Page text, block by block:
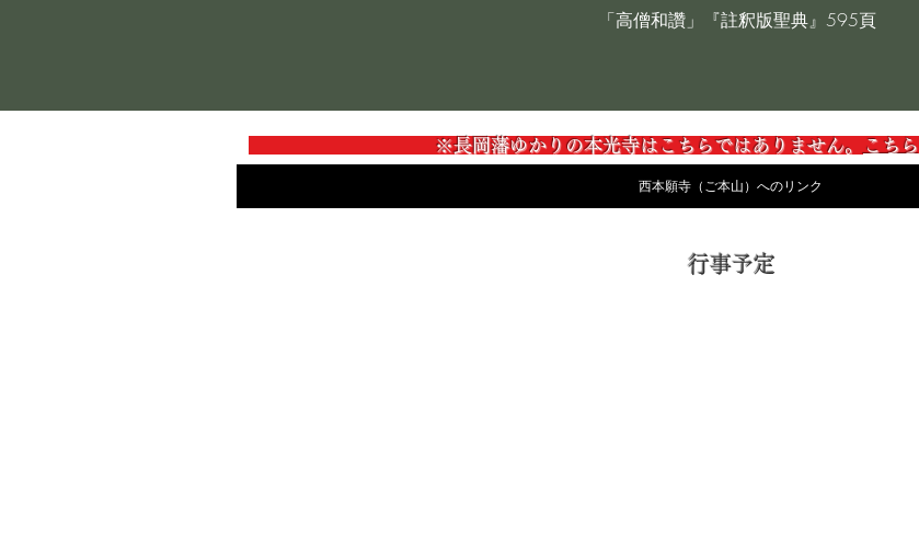
「高僧和讚」『註釈版聖典』595頁
※長岡藩ゆかりの本光寺はこちらではありません。 こちら
西本願寺（ご本山）へのリンク
行事予定